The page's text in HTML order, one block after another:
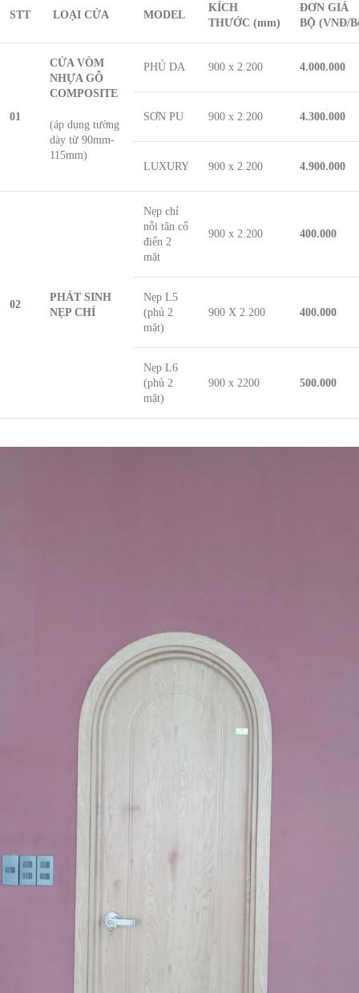
STT LOẠI CỬA MODEL
KÍCH
THƯỚC (mm)
ĐƠN GIÁ
BỘ (VNĐ/
01
CỬA VÒM
NHỰA GỖ
COMPOSITE
(áp dụng tường
dày từ 90mm-
115mm)
PHỦ DA 900 x 2.200 4.000.000
SƠN PU 900 x 2.200 4.300.000
LUXURY 900 x 2.200 4.900.000
02
PHÁT SINH
NẸP CHỈ
Nẹp chỉ
nỗi tân cổ
điển 2
mặt
900 x 2.200 400.000
Nẹp L5
(phủ 2
mặt)
900 X 2.200 400.000
Nẹp L6
(phủ 2
mặt)
900 x 2200 500.000